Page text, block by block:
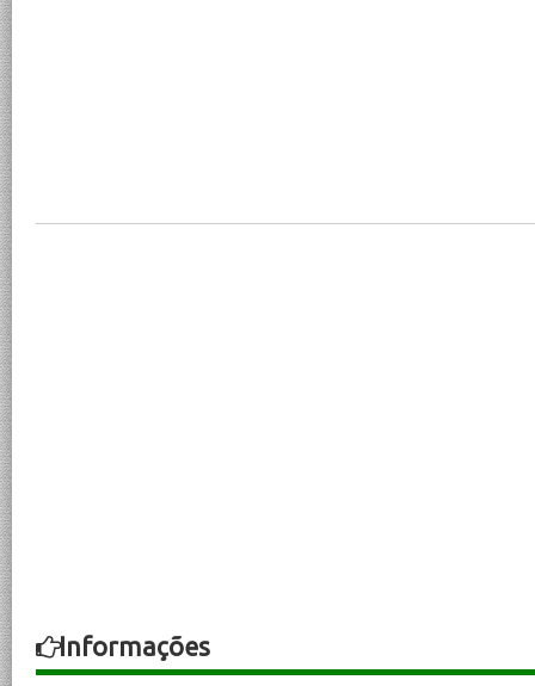
Informações